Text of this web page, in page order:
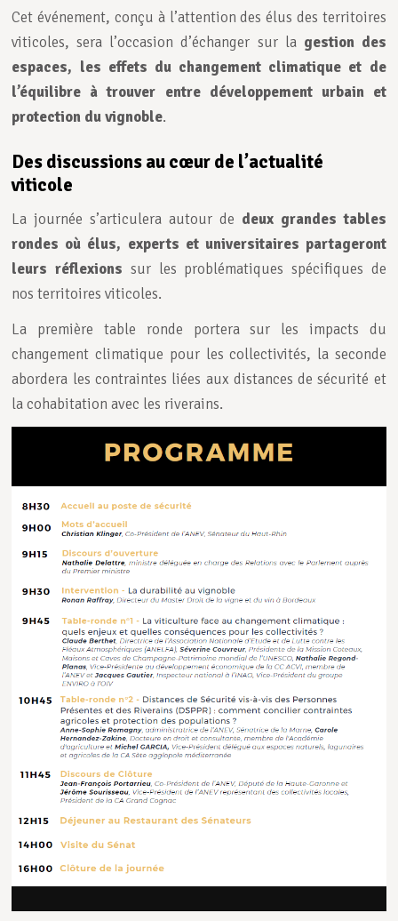
Cet événement, conçu à l’attention des élus des territoires
viticoles, sera l’occasion d’échanger sur la gestion des
espaces, les effets du changement climatique et de
l’équilibre à trouver entre développement urbain et
protection du vignoble.
Des discussions au cœur de l’actualité
viticole
La journée s’articulera autour de deux grandes tables
rondes où élus, experts et universitaires partageront
leurs réflexions sur les problématiques spécifiques de
nos territoires viticoles.
La première table ronde portera sur les impacts du
changement climatique pour les collectivités, la seconde
abordera les contraintes liées aux distances de sécurité et
la cohabitation avec les riverains.